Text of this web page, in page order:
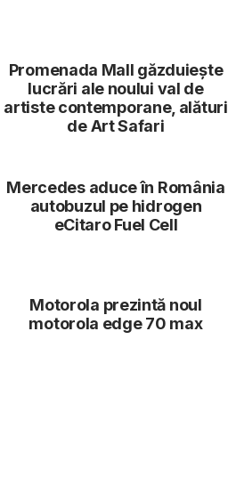
Promenada Mall găzduiește
lucrări ale noului val de
artiste contemporane, alături
de Art Safari
Mercedes aduce în România
autobuzul pe hidrogen
eCitaro Fuel Cell
Motorola prezintă noul
motorola edge 70 max